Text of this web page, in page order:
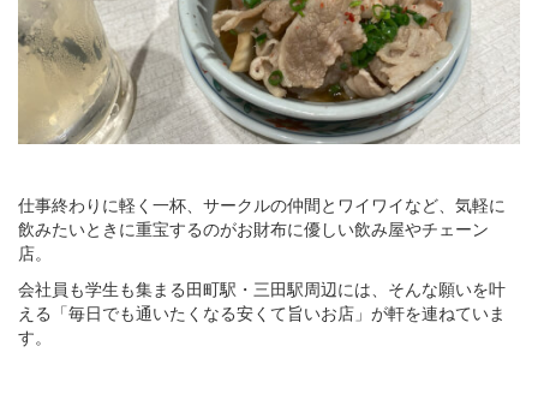
仕事終わりに軽く一杯、サークルの仲間とワイワイなど、気軽に
飲みたいときに重宝するのがお財布に優しい飲み屋やチェーン
店。
会社員も学生も集まる田町駅・三田駅周辺には、そんな願いを叶
える「毎日でも通いたくなる安くて旨いお店」が軒を連ねていま
す。